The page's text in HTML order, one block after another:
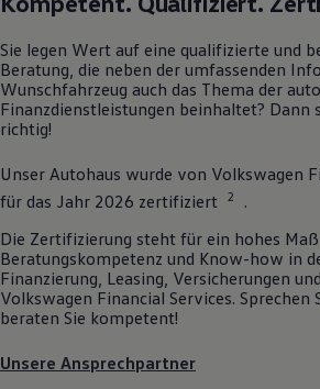
Sie legen Wert auf eine qualifizierte und
Beratung, die neben der umfassenden
Wunschfahrzeug auch das Thema der
Finanzdienstleistungen beinhaltet? Dann
richtig!
Unser Autohaus wurde von Volkswagen
für das Jahr 2026 zertifiziert 2
.
Die Zertifizierung steht für ein hohes
Beratungskompetenz und Know-how in
Finanzierung, Leasing, Versicherungen
Volkswagen Financial Services. Sprechen
beraten Sie kompetent!
Unsere Ansprechpartner